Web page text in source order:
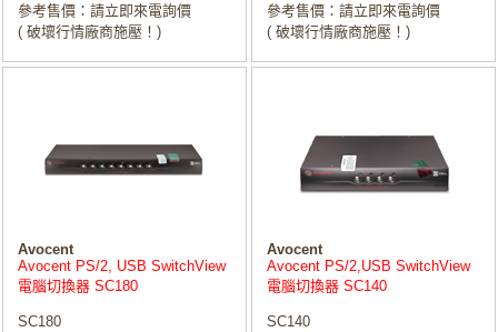
參考售價：請立即來電詢價
( 破壞行情廠商施壓！)
參考售價：請立即來電詢價
( 破壞行情廠商施壓！)
Avocent
Avocent PS/2, USB SwitchView
電腦切換器 SC180
SC180
Avocent
Avocent PS/2,USB SwitchView
電腦切換器 SC140
SC140